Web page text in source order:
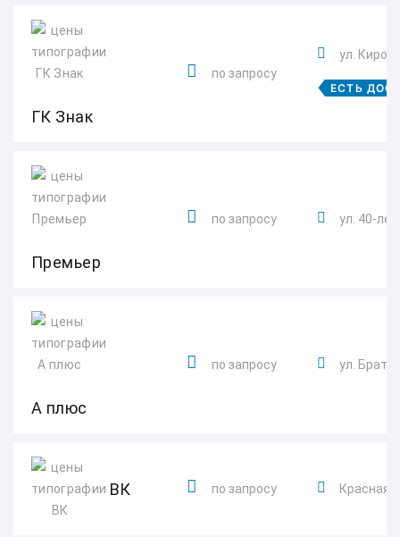
ГК Знак
по запросу
ул.
ЕСТЬ
Премьер
по запросу ул. 40-
А плюс
по запросу ул.
ВК по запросу Красная